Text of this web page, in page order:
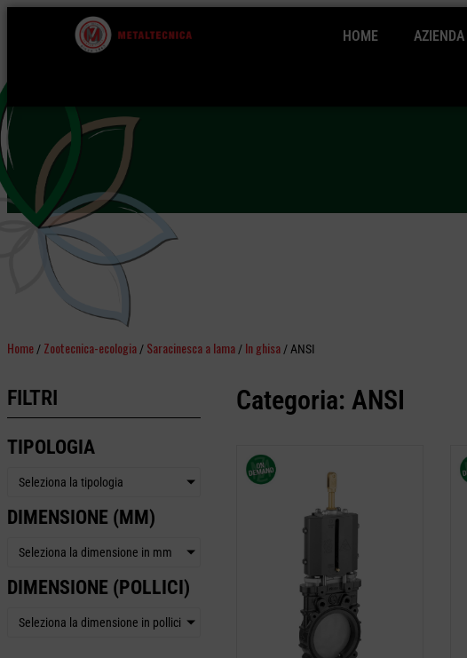
HOME AZIENDA
Home / Zootecnica-ecologia / Saracinesca a lama / In ghisa / ANSI
FILTRI
TIPOLOGIA
Seleziona la tipologia
DIMENSIONE (MM)
Seleziona la dimensione in mm
DIMENSIONE (POLLICI)
Seleziona la dimensione in pollici
Categoria: ANSI